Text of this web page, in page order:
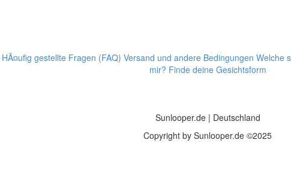
HÃ¤ufig gestellte Fragen (FAQ) Versand und andere Bedingungen Welche
mir? Finde deine Gesichtsform
Sunlooper.de | Deutschland
Copyright by Sunlooper.de ©2025